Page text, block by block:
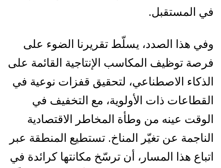
في المستقبل.
وفي هذا الصدد، يسلّط تقريرنا الضوء على
فرصة توظيف المكاسب الإنتاجية القائمة على
الذكاء الاصطناعي، لتحقيق قفزات نوعية في
القطاعات ذات الأولوية، مع التخفيف في
الوقت عينه من وطأة المخاطر الاقتصادية
الناجمة عن تغيّر المناخ. تستطيع المنطقة عبر
اتباع هذا المسار، أن ترسّخ مكانتها كرائدة في